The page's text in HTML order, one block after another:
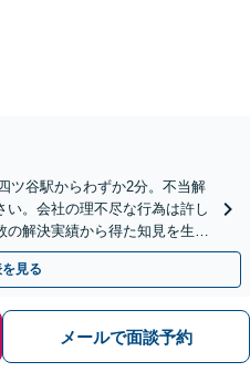
ツ谷駅からわずか2分。不当解
。会社の理不尽な行為は許し
の解決実績から得た知見を生か
祝・夜間対応可】
見る
メールで面談予約